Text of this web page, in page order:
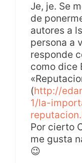
Je, je. Se
de
autores a
persona a
responde
como dice
(http://
1/la-
Por cierto
me gusta
😉